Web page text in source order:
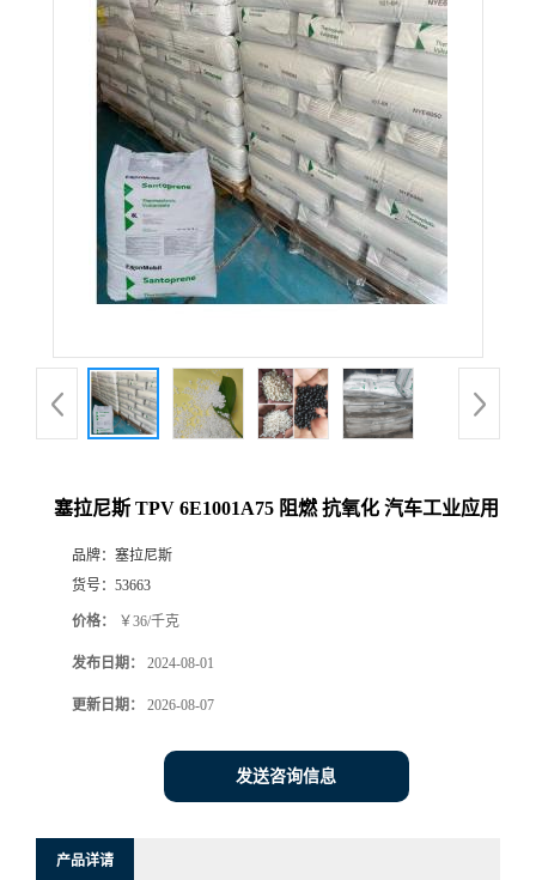
塞拉尼斯 TPV 6E1001A75 阻燃 抗氧化 汽车工业应用
品牌： 塞拉尼斯
货号： 53663
价格： ￥36/千克
发布日期： 2024-08-01
更新日期： 2026-08-07
发送咨询信息
产品详请